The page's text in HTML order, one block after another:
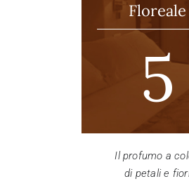
Floreale
5
Il profumo a
di petali e